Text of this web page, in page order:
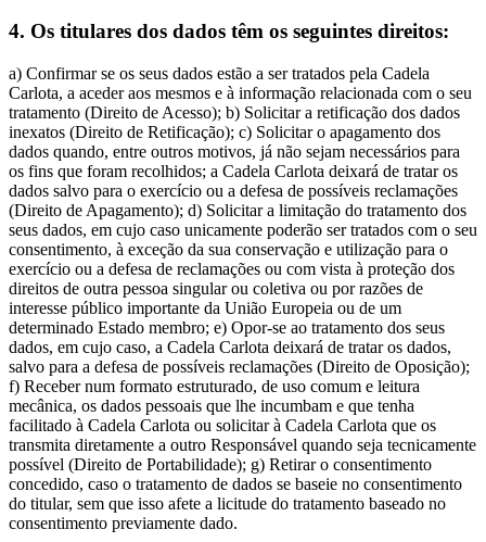
4. Os titulares dos dados têm os seguintes direitos:
a) Confirmar se os seus dados estão a ser tratados pela Cadela
Carlota, a aceder aos mesmos e à informação relacionada com o seu
tratamento (Direito de Acesso); b) Solicitar a retificação dos dados
inexatos (Direito de Retificação); c) Solicitar o apagamento dos
dados quando, entre outros motivos, já não sejam necessários para
os fins que foram recolhidos; a Cadela Carlota deixará de tratar os
dados salvo para o exercício ou a defesa de possíveis reclamações
(Direito de Apagamento); d) Solicitar a limitação do tratamento dos
seus dados, em cujo caso unicamente poderão ser tratados com o seu
consentimento, à exceção da sua conservação e utilização para o
exercício ou a defesa de reclamações ou com vista à proteção dos
direitos de outra pessoa singular ou coletiva ou por razões de
interesse público importante da União Europeia ou de um
determinado Estado membro; e) Opor-se ao tratamento dos seus
dados, em cujo caso, a Cadela Carlota deixará de tratar os dados,
salvo para a defesa de possíveis reclamações (Direito de Oposição);
f) Receber num formato estruturado, de uso comum e leitura
mecânica, os dados pessoais que lhe incumbam e que tenha
facilitado à Cadela Carlota ou solicitar à Cadela Carlota que os
transmita diretamente a outro Responsável quando seja tecnicamente
possível (Direito de Portabilidade); g) Retirar o consentimento
concedido, caso o tratamento de dados se baseie no consentimento
do titular, sem que isso afete a licitude do tratamento baseado no
consentimento previamente dado.